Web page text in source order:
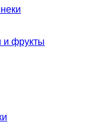
фрукты